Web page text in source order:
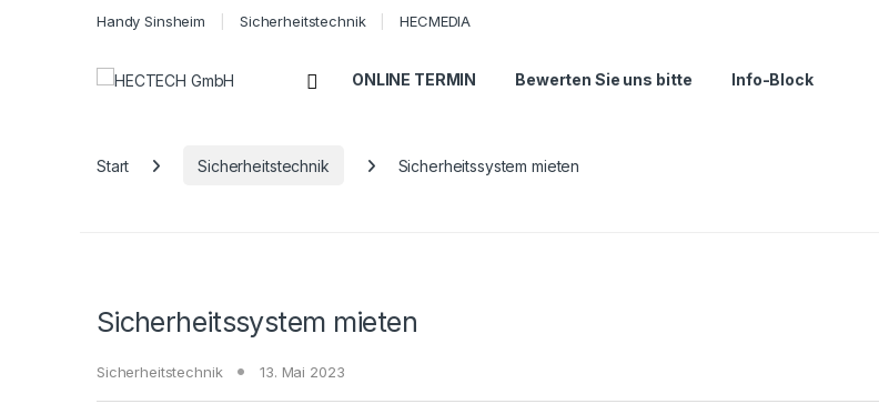
Handy Sinsheim Sicherheitstechnik HECMEDIA
Open ONLINE TERMIN Bewerten Sie uns bitte Info-Block
Start Sicherheitstechnik Sicherheitssystem mieten
Sicherheitssystem mieten
Sicherheitstechnik 13. Mai 2023